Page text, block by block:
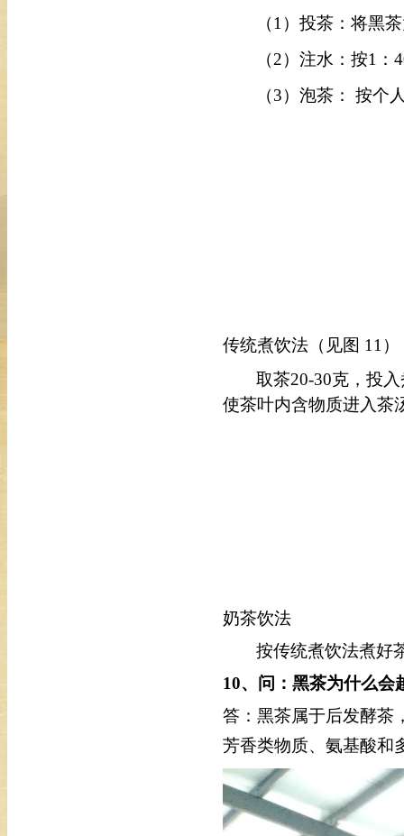
（1）投茶：将黑
（2）注水：按1：
（3）泡茶： 按个
传统煮饮法（见图 11）
取茶20-30克，投
使茶叶内含物质进入茶
奶茶饮法
按传统煮饮法煮好
10、问：黑茶为什么会
答：黑茶属于后发酵茶
芳香类物质、氨基酸和